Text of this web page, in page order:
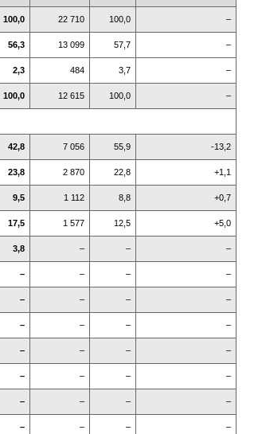
100,0 22 710 100,0 –
56,3 13 099 57,7 –
2,3 484 3,7 –
100,0 12 615 100,0 –
42,8 7 056 55,9 -13,2
23,8 2 870 22,8 +1,1
9,5 1 112 8,8 +0,7
17,5 1 577 12,5 +5,0
3,8 – – –
– – – –
– – – –
– – – –
– – – –
– – – –
– – – –
– – – –